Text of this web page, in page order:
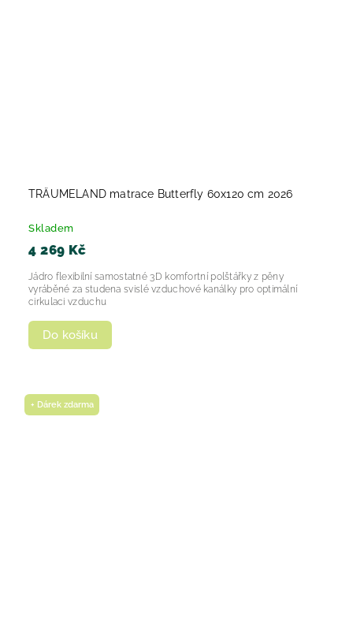
TRÄUMELAND matrace Butterfly 60x120 cm 2026
Skladem
4 269 Kč
Do košíku
Jádro flexibilní samostatné 3D komfortní polštářky z pěny
vyráběné za studena svislé vzduchové kanálky pro optimální
cirkulaci vzduchu
+ Dárek zdarma